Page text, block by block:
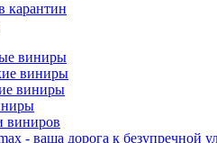
карантин
виниры
виниры
виниры
виниров
- ваша дорога к безупречной